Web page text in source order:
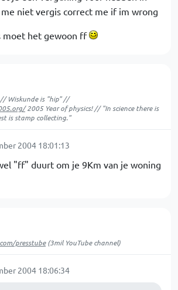
niet vergis correct me if im wrong
moet het gewoon ff
Wiskunde is "hip" //
2005 Year of physics! // "In science there is
is stamp collecting."
2004 18:01:13
"ff" duurt om je 9Km van je woning
presstube(3mil YouTube channel)
2004 18:06:34